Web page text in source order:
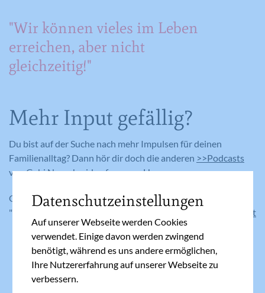
"Wir können vieles im Leben
erreichen, aber nicht
gleichzeitig!"
Mehr Input gefällig?
Du bist auf der Suche nach mehr Impulsen für deinen
Familienalltag? Dann hör dir doch die anderen >>Podcasts
von Gabi Neuschmid auf unserer Homepage an.
Oder registriere dich kostenlos für die WhatsApp-Gruppe
"Familie im Flow" auf Gabi Neuschmids Seite
familienalltag.at
Datenschutzeinstellungen
Auf unserer Webseite werden Cookies
verwendet. Einige davon werden zwingend
benötigt, während es uns andere ermöglichen,
Ihre Nutzererfahrung auf unserer Webseite zu
verbessern.